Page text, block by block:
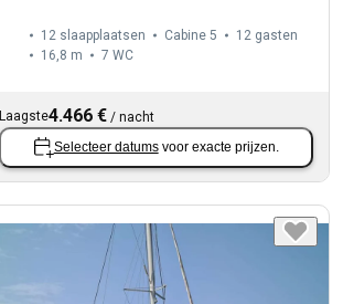
12 slaapplaatsen Cabine 5
12 gasten
16,8 m
7 WC
Laagste4.466 € /nacht
Selecteer datums voor exacte prijzen.